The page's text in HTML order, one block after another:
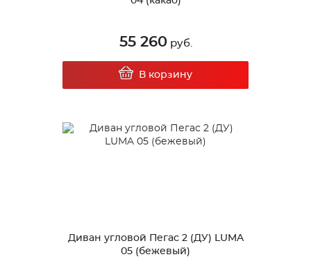
55 260руб.
В корзину
Диван угловой Пегас 2 (ДУ) LUMA
05 (бежевый)